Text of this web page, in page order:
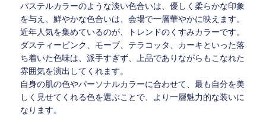
パステルカラーのような淡い色合いは、優しく柔らかな印象
を与え、鮮やかな色合いは、会場で一層華やかに映えます。
近年人気を集めているのが、トレンドのくすみカラーです。
ダスティーピンク、モーブ、テラコッタ、カーキといった落
ち着いた色味は、派手すぎず、上品でありながらもこなれた
雰囲気を演出してくれます。
自身の肌の色やパーソナルカラーに合わせて、最も自分を美
しく見せてくれる色を選ぶことで、より一層魅力的な装いに
なります。